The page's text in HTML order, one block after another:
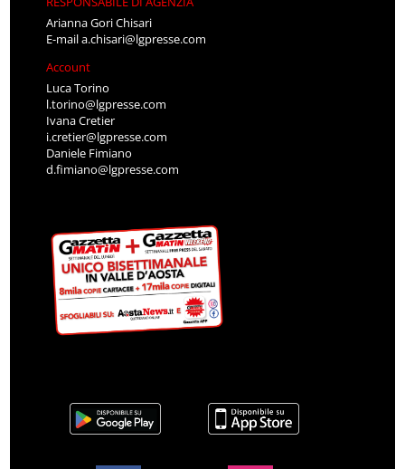
Arianna Gori Chisari
E-maila.chisari@lgpresse.com
Account
Luca Torino
l.torino@lgpresse.com
Ivana Cretier
i.cretier@lgpresse.com
Daniele Fimiano
d.fimiano@lgpresse.com